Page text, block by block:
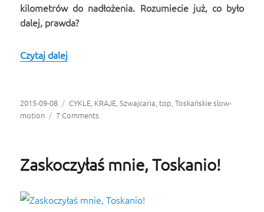
kilometrów do nadłożenia. Rozumiecie już, co było
dalej, prawda?
Czytaj dalej
Opublikowano
2015-09-08 Kategorie
CYKLE KRAJE ,Szwajcaria top ,Toskańskie slow-
motion
7 Comments
Zaskoczyłaś mnie, Toskanio!